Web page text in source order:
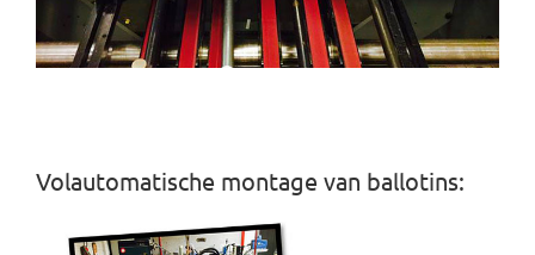
Volautomatische montage van ballotins: